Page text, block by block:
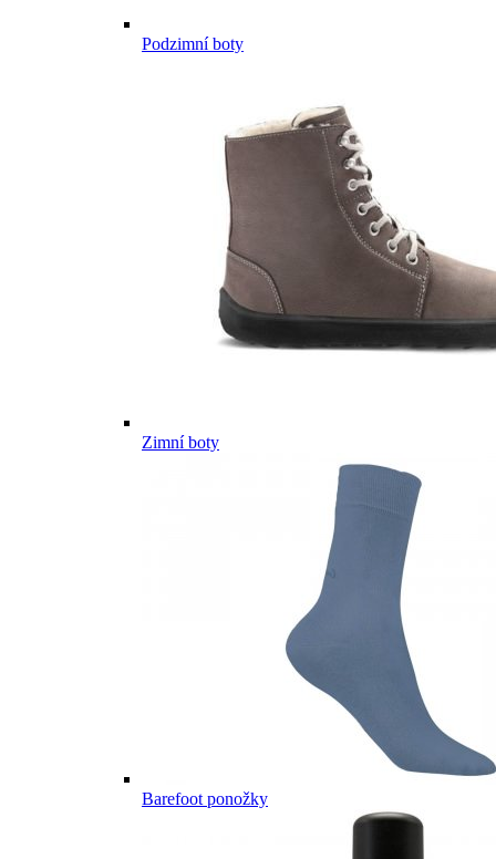
Podzimní boty
Zimní boty
Barefoot ponožky